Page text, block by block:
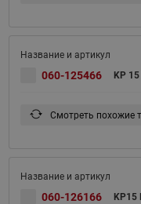
060-125466 KP
Смотреть похожие
060-126166 KP15